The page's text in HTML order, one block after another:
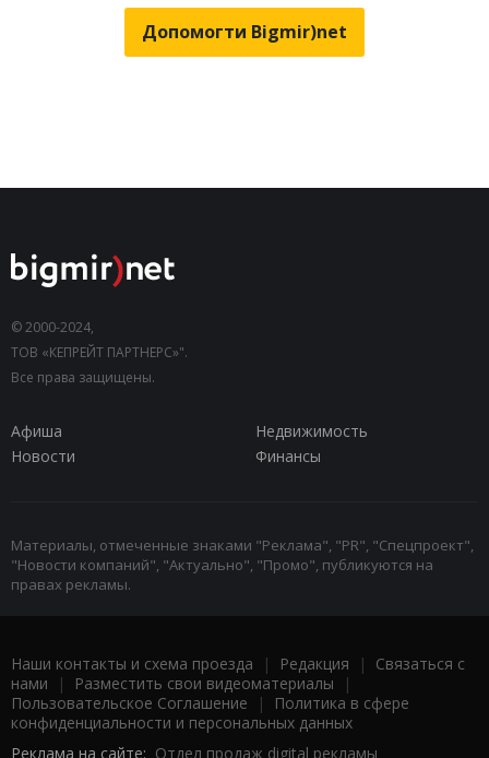
Допомогти Bigmir)net
© 2000-2024,
ТОВ «КЕПРЕЙТ ПАРТНЕРС»".
Все права защищены.
Афиша
Недвижимость
Новости
Финансы
Материалы, отмеченные знаками "Реклама", "PR", "Спецпроект",
"Новости компаний", "Актуально", "Промо", публикуются на
правах рекламы.
Наши контакты и схема проезда | Редакция | Связаться с
нами | Разместить свои видеоматериалы |
Пользовательское Соглашение |
Политика в сфере
конфиденциальности и персональных данных
Реклама на сайте: Отдел продаж digital рекламы